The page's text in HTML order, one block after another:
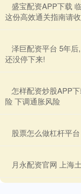
盛宝配资APP下载
这份高效通关指南请
泽巨配资平台 5年
还没停下来!
怎样配资炒股APP
险 下调通胀风险
股票怎么做杠杆平
月永配资官网 上海